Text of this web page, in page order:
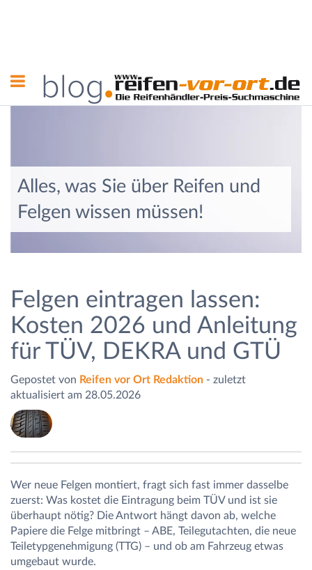
Alles, was Sie über Reifen und
Felgen wissen müssen!
Felgen eintragen lassen:
Kosten 2026 und Anleitung
für TÜV, DEKRA und GTÜ
Gepostet von Reifen vor Ort Redaktion - zuletzt
aktualisiert am 28.05.2026
Wer neue Felgen montiert, fragt sich fast immer dasselbe
zuerst: Was kostet die Eintragung beim TÜV und ist sie
überhaupt nötig? Die Antwort hängt davon ab, welche
Papiere die Felge mitbringt – ABE, Teilegutachten, die neue
Teiletypgenehmigung (TTG) – und ob am Fahrzeug etwas
umgebaut wurde.